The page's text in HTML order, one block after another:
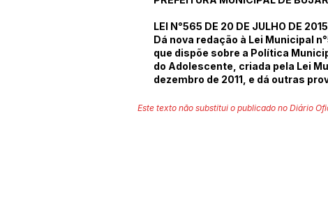
LEI N°565 DE 20 DE JULHO DE 2015
Dá nova redação à Lei Municipal
que dispõe sobre a Política
do Adolescente, criada pela Lei
dezembro de 2011, e dá outras
Este texto não substitui o publicado no Diário